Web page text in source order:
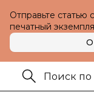
Отправьте статью
печатный